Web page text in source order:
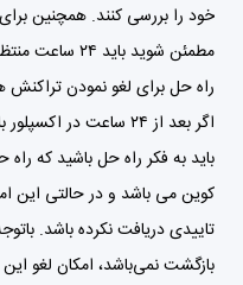
خود را بررسی کنند. همچنین
مطمئن شوید باید ۲۴ ساعت منتظر بمانید.
راه حل برای لغو نمودن تراکنش
اگر بعد از ۲۴ ساعت
باید به فکر راه حل باشید که
کوین می باشد و در حالتی این
تاییدی دریافت نکرده باشد.
بازگشت نمی‌باشد، امکان لغو این